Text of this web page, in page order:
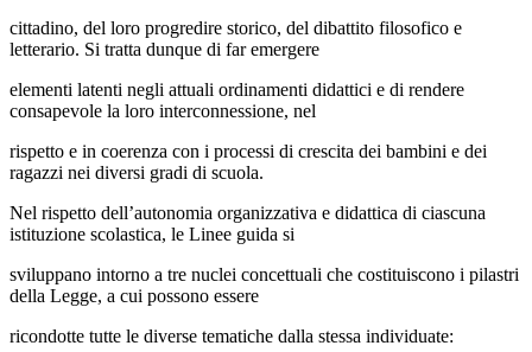
cittadino, del loro progredire storico, del dibattito filosofico e
letterario. Si tratta dunque di far emergere
elementi latenti negli attuali ordinamenti didattici e di rendere
consapevole la loro interconnessione, nel
rispetto e in coerenza con i processi di crescita dei bambini e dei
ragazzi nei diversi gradi di scuola.
Nel rispetto dell’autonomia organizzativa e didattica di ciascuna
istituzione scolastica, le Linee guida si
sviluppano intorno a tre nuclei concettuali che costituiscono i pilastri
della Legge, a cui possono essere
ricondotte tutte le diverse tematiche dalla stessa individuate: